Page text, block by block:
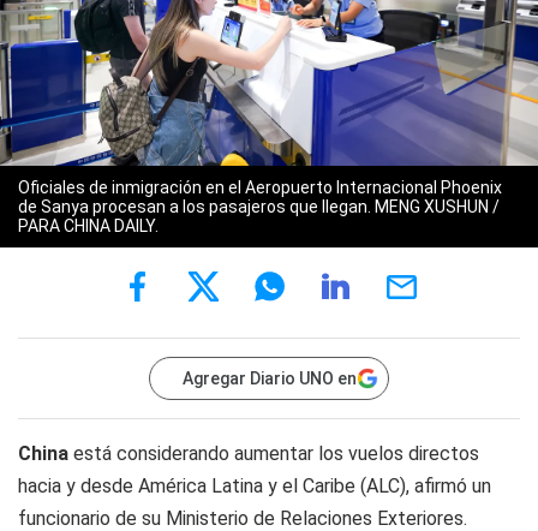
Oficiales de inmigración en el Aeropuerto Internacional Phoenix
de Sanya procesan a los pasajeros que llegan. MENG XUSHUN /
PARA CHINA DAILY.
Agregar Diario UNO en
China está considerando aumentar los vuelos directos
hacia y desde América Latina y el Caribe (ALC), afirmó un
funcionario de su Ministerio de Relaciones Exteriores.